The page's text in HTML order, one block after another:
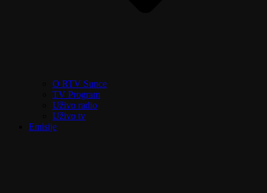
O RTV Sunce
TV Program
Uživo radio
Uživo tv
Emisije